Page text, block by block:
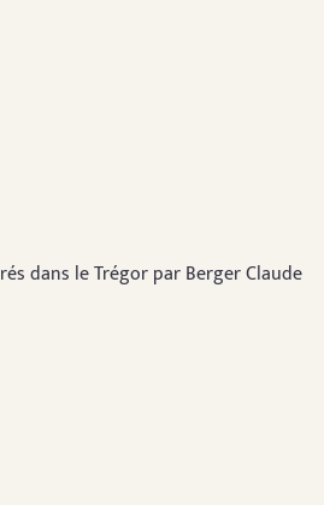
dans le Trégor par Berger Claude